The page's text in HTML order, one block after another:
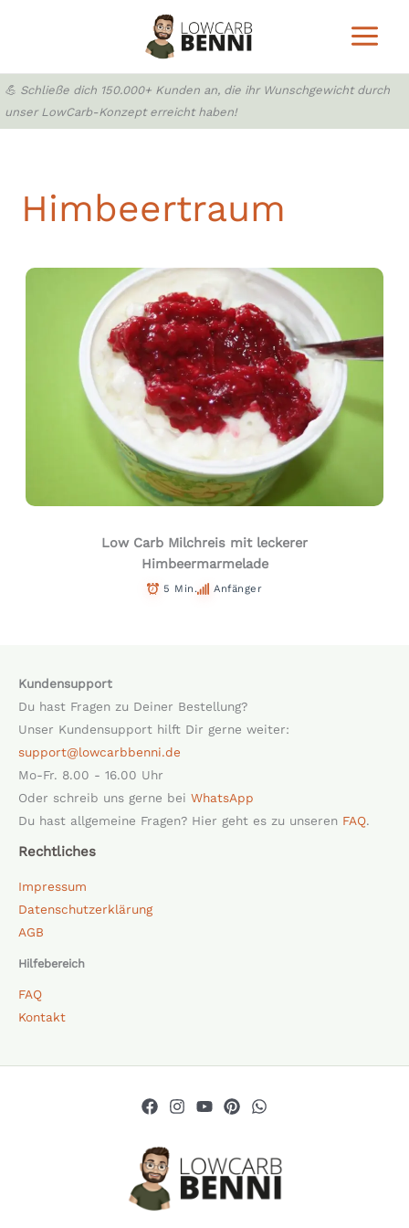
💪 Schließe dich 150.000+ Kunden an, die ihr Wunschgewicht durch
unser LowCarb-Konzept erreicht haben!
Himbeertraum
Low Carb Milchreis mit leckerer
Himbeermarmelade
5 Min. Anfänger
Kundensupport
Du hast Fragen zu Deiner Bestellung?
Unser Kundensupport hilft Dir gerne weiter:
support@lowcarbbenni.de
Mo-Fr. 8.00 - 16.00 Uhr
Oder schreib uns gerne bei WhatsApp
Du hast allgemeine Fragen? Hier geht es zu unseren FAQ.
Rechtliches
Impressum
Datenschutzerklärung
AGB
Hilfebereich
FAQ
Kontakt